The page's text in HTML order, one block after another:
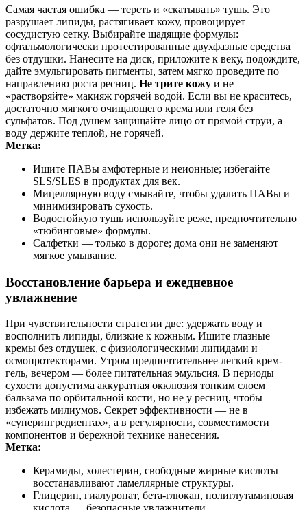
Самая частая ошибка — тереть и «скатывать» тушь. Это
разрушает липиды, растягивает кожу, провоцирует
сосудистую сетку. Выбирайте щадящие формулы:
офтальмологически протестированные двухфазные средства
без отдушки. Нанесите на диск, приложите к веку, подождите,
дайте эмульгировать пигменты, затем мягко проведите по
направлению роста ресниц. Не трите кожу и не
«растворяйте» макияж горячей водой. Если вы не краситесь,
достаточно мягкого очищающего крема или геля без
сульфатов. Под душем защищайте лицо от прямой струи, а
воду держите теплой, не горячей.
Метка:
Ищите ПАВы амфотерные и неионные; избегайте
SLS/SLES в продуктах для век.
Мицеллярную воду смывайте, чтобы удалить ПАВы и
минимизировать сухость.
Водостойкую тушь используйте реже, предпочтительно
«тюбинговые» формулы.
Салфетки — только в дороге; дома они не заменяют
мягкое умывание.
Восстановление барьера и ежедневное
увлажнение
При чувствительности стратегии две: удержать воду и
восполнить липиды, близкие к кожным. Ищите глазные
кремы без отдушек, с физиологическими липидами и
осмопротекторами. Утром предпочтительнее легкий крем-
гель, вечером — более питательная эмульсия. В периоды
сухости допустима аккуратная окклюзия тонким слоем
бальзама по орбитальной кости, но не у ресниц, чтобы
избежать милиумов. Секрет эффективности — не в
«суперингредиентах», а в регулярности, совместимости
компонентов и бережной технике нанесения.
Метка:
Керамиды, холестерин, свободные жирные кислоты —
восстанавливают ламеллярные структуры.
Глицерин, гиалуронат, бета-глюкан, полиглутаминовая